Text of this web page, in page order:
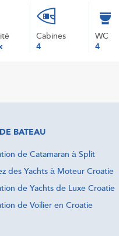
Cabines
4
WC
4
BATEAU
de Catamaran à Split
des Yachts à Moteur Croatie
de Yachts de Luxe Croatie
de Voilier en Croatie